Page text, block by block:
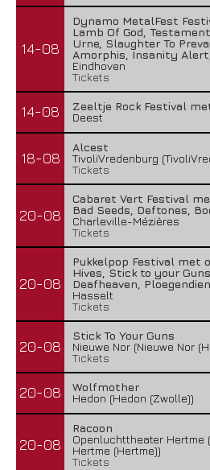
14-08
Dynamo MetalFest
Lamb Of God,
Urne, Slaughter To
Amorphis, Insanity
Eindhoven
Tickets
14-08
Zeeltje Rock Festival
Deest
18-08
Alcest
TivoliVredenburg
Tickets
20-08
Cabaret Vert Festival
Bad Seeds, Deftones,
Charleville-Mézières
Tickets
20-08
Pukkelpop Festival met
Hives, Stick to your
Deafheaven,
Hasselt
Tickets
20-08
Stick To Your Guns
Nieuwe Nor (Nieuwe Nor
Tickets
20-08
Wolfmother
Hedon (Hedon (Zwolle))
20-08
Racoon
Openluchttheater Hertme
Hertme (Hertme))
Tickets